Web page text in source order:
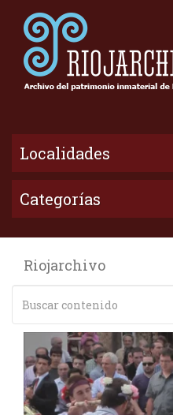
Localidades
Categorías
Riojarchivo